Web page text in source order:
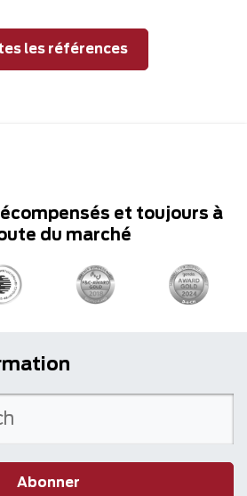
les références
et toujours à
du marché
Abonner